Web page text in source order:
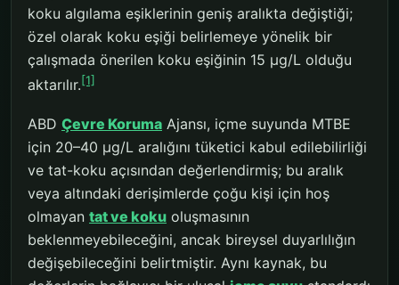
koku algılama eşiklerinin geniş aralıkta değiştiği;
özel olarak koku eşiği belirlemeye yönelik bir
çalışmada önerilen koku eşiğinin 15 µg/L olduğu
aktarılır.[1]
ABD Çevre Koruma Ajansı, içme suyunda MTBE
için 20–40 µg/L aralığını tüketici kabul edilebilirliği
ve tat-koku açısından değerlendirmiş; bu aralık
veya altındaki derişimlerde çoğu kişi için hoş
olmayan tat ve koku oluşmasının
beklenmeyebileceğini, ancak bireysel duyarlılığın
değişebileceğini belirtmiştir. Aynı kaynak, bu